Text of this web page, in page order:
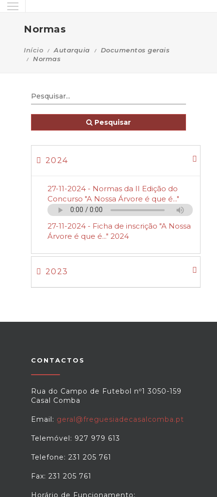
Normas
Início Autarquia
Documentos gerais
Normas
Pesquisar
2024
27-11-2024 - Normas da II Edição do
Concurso "A Nossa Árvore é que é..."
27-11-2024 - Ficha de inscrição "A Nossa
Árvore é que é..." 2024
2023
CONTACTOS
Rua do Campo de Futebol nº1 3050-159
Casal Comba
Email: geral@freguesiadecasalcomba.pt
Telemóvel: 927 979 613
Telefone: 231 205 761
Fax: 231 205 761
Horário de Funcionamento: